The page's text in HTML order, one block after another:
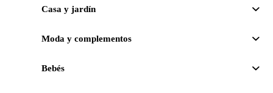
Casa y jardín
Moda y complementos
Bebés